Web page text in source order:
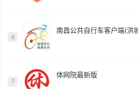
6
7
体网院最新版